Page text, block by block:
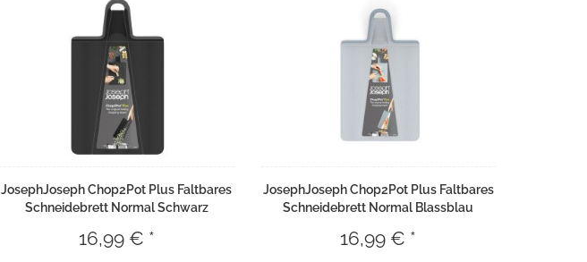
JosephJoseph Chop2Pot Plus Faltbares
Schneidebrett Normal Schwarz
16,99 € *
JosephJoseph Chop2Pot Plus Faltbares
Schneidebrett Normal Blassblau
16,99 € *